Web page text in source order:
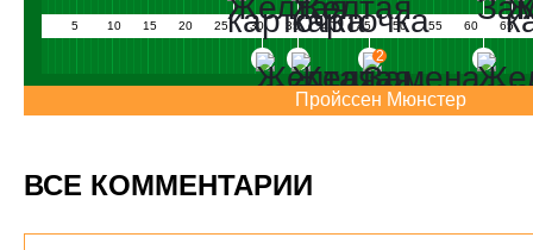
5 10 15 20 25 30 35 40 45 50 55 60 65
2
Пройcсен Мюнстер
ВСЕ КОММЕНТАРИИ